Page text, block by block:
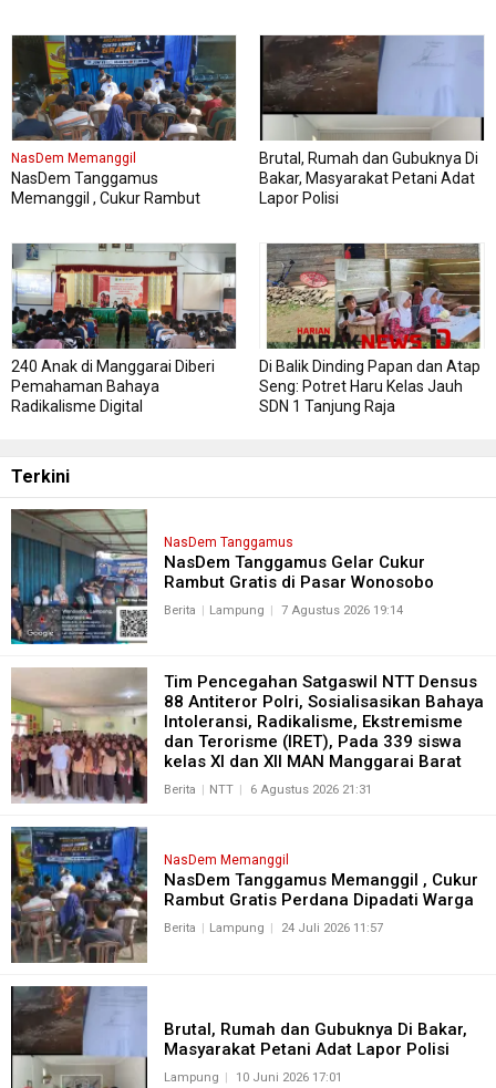
(IRET), Pada 339 siswa kelas XI
dan XII MAN Manggarai Barat
NasDem Memanggil
NasDem Tanggamus
Memanggil , Cukur Rambut
Brutal, Rumah dan Gubuknya Di
Bakar, Masyarakat Petani Adat
Lapor Polisi
240 Anak di Manggarai Diberi
Pemahaman Bahaya
Radikalisme Digital
Di Balik Dinding Papan dan Atap
Seng: Potret Haru Kelas Jauh
SDN 1 Tanjung Raja
Terkini
NasDem Tanggamus
NasDem Tanggamus Gelar Cukur
Rambut Gratis di Pasar Wonosobo
Berita Lampung 7 Agustus 2026 19:14
Tim Pencegahan Satgaswil NTT Densus
88 Antiteror Polri, Sosialisasikan Bahaya
Intoleransi, Radikalisme, Ekstremisme
dan Terorisme (IRET), Pada 339 siswa
kelas XI dan XII MAN Manggarai Barat
Berita NTT 6 Agustus 2026 21:31
NasDem Memanggil
NasDem Tanggamus Memanggil , Cukur
Rambut Gratis Perdana Dipadati Warga
Berita Lampung 24 Juli 2026 11:57
Brutal, Rumah dan Gubuknya Di Bakar,
Masyarakat Petani Adat Lapor Polisi
Lampung 10 Juni 2026 17:01